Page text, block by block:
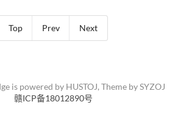
Top Prev Next
is powered by HUSTOJ, Theme bySYZOJ
赣ICP备18012890号